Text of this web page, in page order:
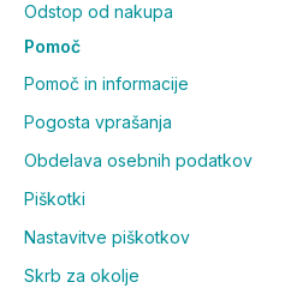
Odstop od nakupa
Pomoč
Pomoč in informacije
Pogosta vprašanja
Obdelava osebnih podatkov
Piškotki
Nastavitve piškotkov
Skrb za okolje